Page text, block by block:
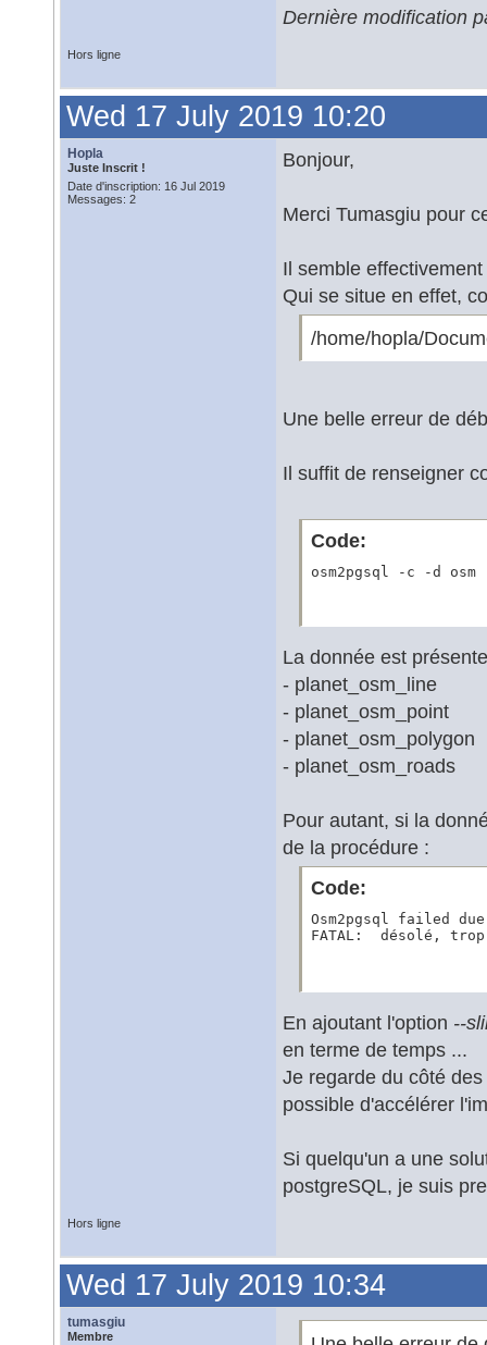
Dernière modification
Hors ligne
Wed 17 July 2019 10:20
Hopla
Juste Inscrit !
Date d'inscription: 16 Jul 2019
Messages: 2
Bonjour,
Merci Tumasgiu pour
Il semble
Qui se situe en effet,
/home/hopla/
Une belle erreur de
Il suffit de renseigner
Code:
osm2pgsql -c -d
La donnée est
- planet_osm_line
- planet_osm_point
- planet_osm_polygon
- planet_osm_roads
Pour autant, si la
de la procédure :
Code:
Osm2pgsql failed
FATAL:  désolé,
En ajoutant l'option --
en terme de temps ...
Je regarde du côté
possible d'accélérer
Si quelqu'un a une
postgreSQL, je suis
Hors ligne
Wed 17 July 2019 10:34
tumasgiu
Membre